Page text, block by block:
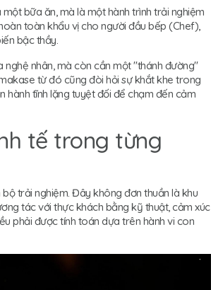
bữa ăn, mà là một hành trình trải nghiệm
toàn khẩu vị cho người đầu bếp (Chef),
bậc thầy.
nhân, mà còn cần một "thánh đường"
từ đó cũng đòi hỏi sự khắt khe trong
hành tĩnh lặng tuyệt đối để chạm đến cảm
tế trong từng
trải nghiệm. Đây không đơn thuần là khu
tác với thực khách bằng kỹ thuật, cảm xúc
phải được tính toán dựa trên hành vi con